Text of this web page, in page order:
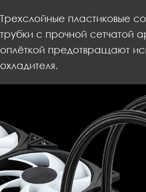
Трехслойные пластиковые
трубки с прочной сетчатой
оплёткой предотвращают
охладителя.